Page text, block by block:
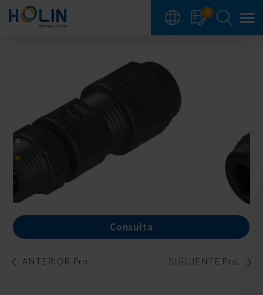
0
Consulta
ANTERIOR Pro. SIGUIENTE Pro.
Panel de gestión de cookies